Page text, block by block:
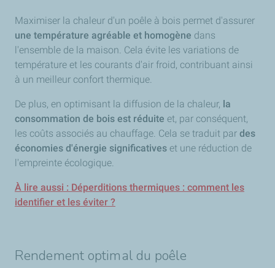
Maximiser la chaleur d'un poêle à bois permet d'assurer
une température agréable et homogène dans
l'ensemble de la maison. Cela évite les variations de
température et les courants d'air froid, contribuant ainsi
à un meilleur confort thermique.
De plus, en optimisant la diffusion de la chaleur, la
consommation de bois est réduite et, par conséquent,
les coûts associés au chauffage. Cela se traduit par des
économies d'énergie significatives et une réduction de
l'empreinte écologique.
À lire aussi : Déperditions thermiques : comment les
identifier et les éviter ?
Rendement optimal du poêle